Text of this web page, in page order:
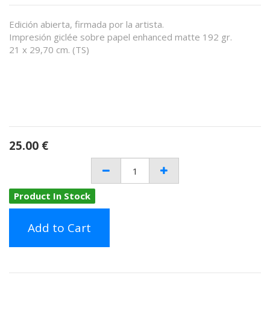
Edición abierta, firmada por la artista.
Impresión giclée sobre papel enhanced matte 192 gr.
21 x 29,70 cm. (TS)
25.00 €
Product In Stock
Add to Cart